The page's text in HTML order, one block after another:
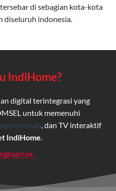
di sebagian kota-kota
diseluruh indonesia.
IndiHome?
digital terintegrasi yang
untuk memenuhi
rumah , dan TV interaktif
IndiHome
dirancang untuk
konektivitas dan